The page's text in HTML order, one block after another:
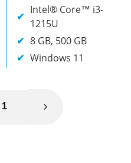
Intel® Core™ i3-
1215U
8 GB, 500 GB
Windows 11
Windows 11
Intel® Core™ Ultra
7 155H
16 GB, 1 TB
Windows 11
1